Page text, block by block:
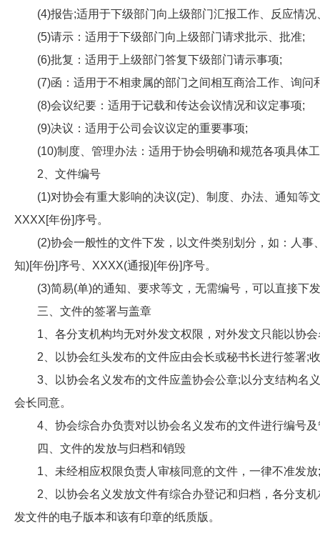
(4)报告;适用于下级部门向上级部门汇报工作、反应情况
(5)请示：适用于下级部门向上级部门请求批示、批准;
(6)批复：适用于上级部门答复下级部门请示事项;
(7)函：适用于不相隶属的部门之间相互商洽工作、询问
(8)会议纪要：适用于记载和传达会议情况和议定事项;
(9)决议：适用于公司会议议定的重要事项;
(10)制度、管理办法：适用于协会明确和规范各项具体
2、文件编号
(1)对协会有重大影响的决议(定)、制度、办法、通知等
ΧΧΧΧ[年份]序号。
(2)协会一般性的文件下发，以文件类别划分，如：人事
知)[年份]序号、ΧΧΧΧ(通报)[年份]序号。
(3)简易(单)的通知、要求等文，无需编号，可以直接下
三、文件的签署与盖章
1、各分支机构均无对外发文权限，对外发文只能以协会
2、以协会红头发布的文件应由会长或秘书长进行签署;
3、以协会名义发布的文件应盖协会公章;以分支结构名
会长同意。
4、协会综合办负责对以协会名义发布的文件进行编号及
四、文件的发放与归档和销毁
1、未经相应权限负责人审核同意的文件，一律不准发放
2、以协会名义发放文件有综合办登记和归档，各分支机
发文件的电子版本和该有印章的纸质版。